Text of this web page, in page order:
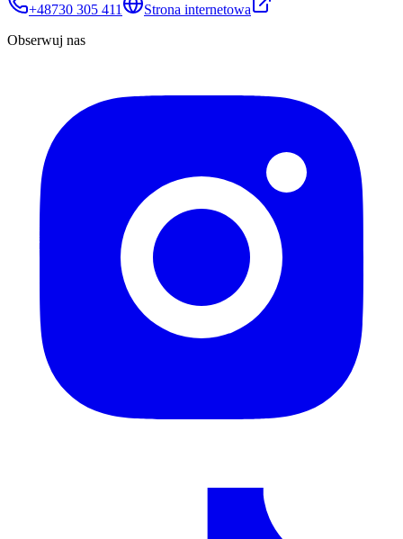
+48730 305 411
Strona internetowa
Obserwuj nas